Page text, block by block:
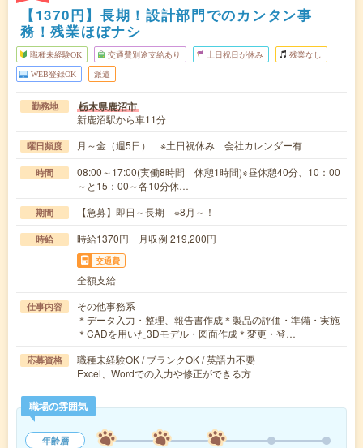
【1370円】長期！設計部門でのカンタン事
務！残業ほぼナシ
職種未経験OK 交通費別途支給あり 土日祝日が休み 残業なし
WEB登録OK 派遣
勤務地 栃木県鹿沼市
新鹿沼駅から車11分
曜日頻度 月～金（週5日） ※土日祝休み 会社カレンダー有
時間
08:00～17:00(実働8時間 休憩1時間)※昼休憩40分、10：00
～と15：00～各10分休…
期間 【急募】即日～長期 ※8月～！
時給 時給1370円 月収例 219,200円
交通費
全額支給
仕事内容
その他事務系
＊データ入力・整理、報告書作成＊製品の評価・準備・実施
＊CADを用いた3Dモデル・図面作成＊変更・登…
応募資格
職種未経験OK / ブランクOK / 英語力不要
Excel、Wordでの入力や修正ができる方
職場の雰囲気
年齢層